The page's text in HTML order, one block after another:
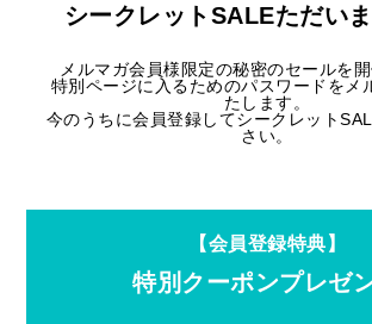
シークレットSALEただいま
メルマガ会員様限定の秘密のセールを開
特別ページに入るためのパスワードをメ
たします。
今のうちに会員登録してシークレット
さい。
【会員登録特典】
特別クーポンプレゼ